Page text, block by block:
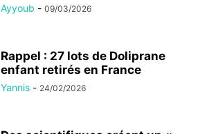
Ayyoub - 09/03/2026
Rappel : 27 lots de Doliprane
enfant retirés en France
Yannis - 24/02/2026